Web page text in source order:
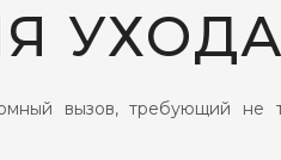
УХОДА
вызов, требующий не